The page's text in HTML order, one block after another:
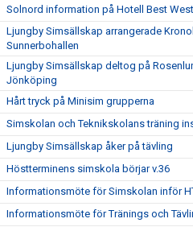
Solnord information på Hotell Best
Ljungby Simsällskap arrangerade
Sunnerbohallen
Ljungby Simsällskap deltog på
Jönköping
Hårt tryck på Minisim grupperna
Simskolan och Teknikskolans träning
Ljungby Simsällskap åker på tävling
Höstterminens simskola börjar v.36
Informationsmöte för Simskolan inför
Informationsmöte för Tränings och